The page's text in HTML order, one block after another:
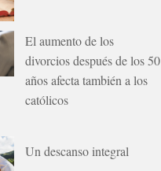
El aumento de los
divorcios después de los 50
años afecta también a los
católicos
Un descanso integral